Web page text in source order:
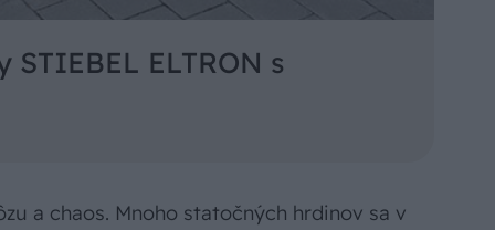
ELTRON s
a chaos. Mnoho statočných hrdinov sa v